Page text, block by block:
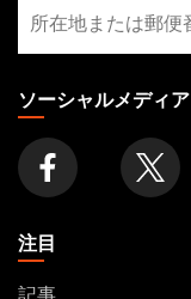
FOOTER
寄
り
の
店
舗
を
探
ソーシャルメディア
注目